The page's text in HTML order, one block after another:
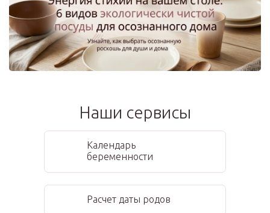
Наши сервисы
Календарь
беременности
Расчет даты родов